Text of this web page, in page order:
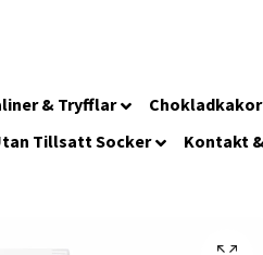
& Tryfflar Chokladkakor
Tillsatt Socker
Kontakt